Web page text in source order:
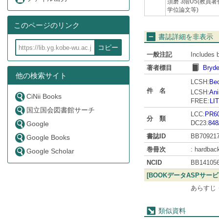
このページのリンク
コピー
他の検索サイト
CiNii Books
国立国会図書館サーチ
Google
Google Books
Google Scholar
学位論文等)
書誌詳細を非表示
一般注記
Includes
著者標目
件 名
LCSH:
LCSH:
FREE:
分 類
LCC:
DC23:
書誌ID
巻冊次
:
NCID
[BOOKデータASPサー
あらすじ
類似資料